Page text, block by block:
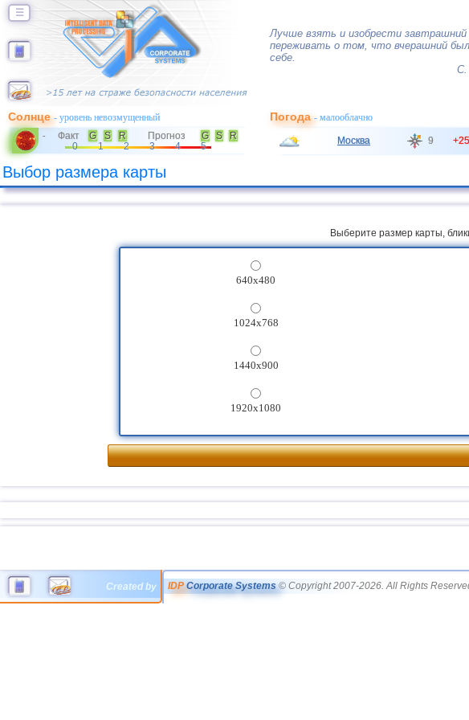
☰
Лучше взять и изобрести завтрашний
переживать о том, что вчерашний
себе.
С.
Солнце- уровень невозмущенный
- Факт G S R Прогноз G S
R
0
1 2 3 4 5
Погода- малооблачно
Москва 9 +25
Выбор размера карты
Выберите размер карты,
640x480
1024x768
1440x900
1920x1080
Created by IDP Corporate Systems © Copyright 2007-2026. All Rights